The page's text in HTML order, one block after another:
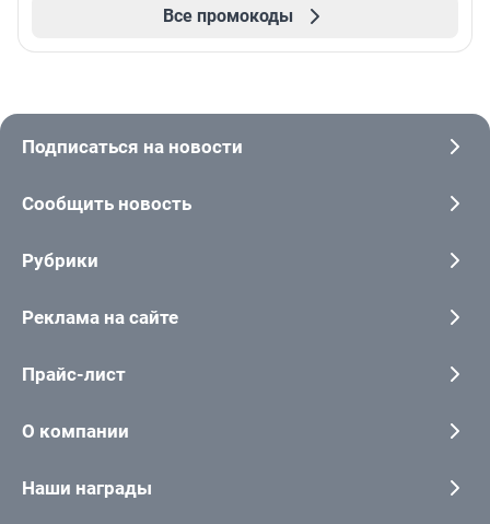
Все промокоды
Подписаться на новости
Сообщить новость
Рубрики
Реклама на сайте
Прайс-лист
О компании
Наши награды